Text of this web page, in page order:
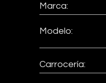
Marca:
Modelo:
Carrocería: